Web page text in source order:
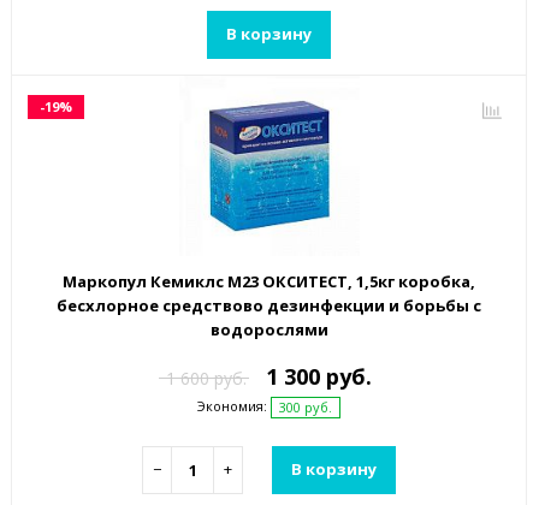
В корзину
-19%
Маркопул Кемиклс М23 ОКСИТЕСТ, 1,5кг коробка,
бесхлорное средствово дезинфекции и борьбы с
водорослями
1 600 руб. 1 300 руб.
Экономия: 300 руб.
− + В корзину